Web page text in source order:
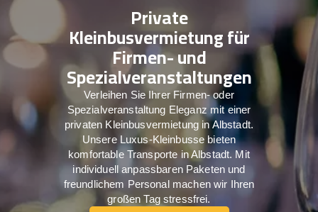
Private
Kleinbusvermietung für
Firmen- und
Spezialveranstaltungen
Verleihen Sie Ihrer Firmen- oder
Spezialveranstaltung Eleganz mit einer
privaten Kleinbusvermietung in Albstadt.
Unsere Luxus-Kleinbusse bieten
komfortable Transporte in Albstadt. Mit
individuell anpassbaren Paketen und
freundlichem Personal machen wir Ihren
großen Tag stressfrei.